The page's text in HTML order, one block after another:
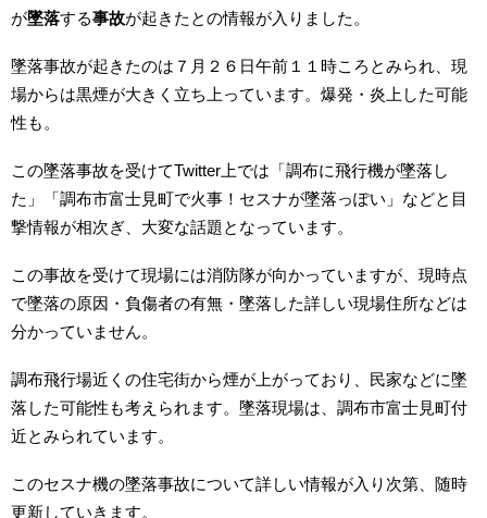
が墜落する事故が起きたとの情報が入りました。
墜落事故が起きたのは７月２６日午前１１時ころとみられ、現
場からは黒煙が大きく立ち上っています。爆発・炎上した可能
性も。
この墜落事故を受けてTwitter上では「調布に飛行機が墜落し
た」「調布市富士見町で火事！セスナが墜落っぽい」などと目
撃情報が相次ぎ、大変な話題となっています。
この事故を受けて現場には消防隊が向かっていますが、現時点
で墜落の原因・負傷者の有無・墜落した詳しい現場住所などは
分かっていません。
調布飛行場近くの住宅街から煙が上がっており、民家などに墜
落した可能性も考えられます。墜落現場は、調布市富士見町付
近とみられています。
このセスナ機の墜落事故について詳しい情報が入り次第、随時
更新していきます。